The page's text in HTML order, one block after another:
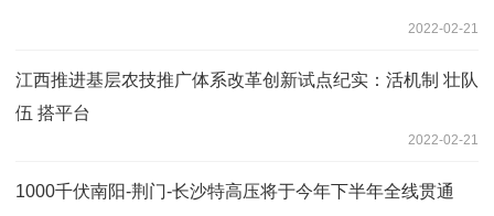
2022-02-21
江西推进基层农技推广体系改革创新试点纪实：活机制 壮队
伍 搭平台
2022-02-21
1000千伏南阳-荆门-长沙特高压将于今年下半年全线贯通